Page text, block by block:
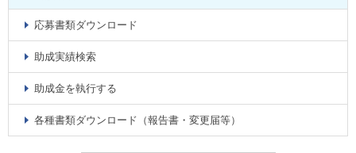
応募書類ダウンロード
助成実績検索
助成金を執行する
各種書類ダウンロード（報告書・変更届等）